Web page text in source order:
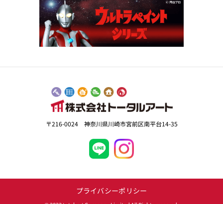
〒216-0024 神奈川県川崎市宮前区南平台14-35
プライバシーポリシー